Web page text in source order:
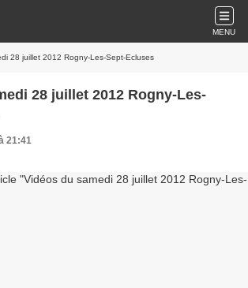
MENU
28 juillet 2012 Rogny-Les-Sept-Ecluses
28 juillet 2012 Rogny-Les-
21:41